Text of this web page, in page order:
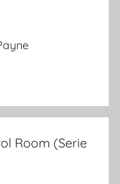
Room (Serie